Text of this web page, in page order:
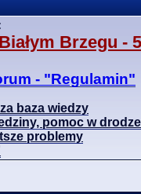
Brzegu -
- "Regulamin"
baza wiedzy
pomoc w drodze
problemy